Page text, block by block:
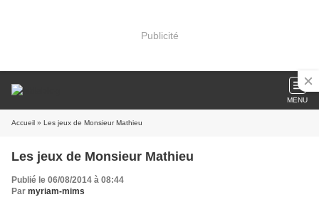
Publicité
MENU
Accueil » Les jeux de Monsieur Mathieu
Les jeux de Monsieur Mathieu
Publié le 06/08/2014 à 08:44
Par myriam-mims